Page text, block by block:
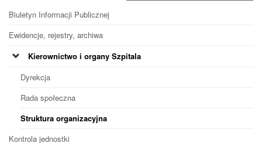
Biuletyn Informacji Publicznej
Ewidencje, rejestry, archiwa
Kierownictwo i organy Szpitala
Dyrekcja
Rada społeczna
Struktura organizacyjna
Kontrola jednostki